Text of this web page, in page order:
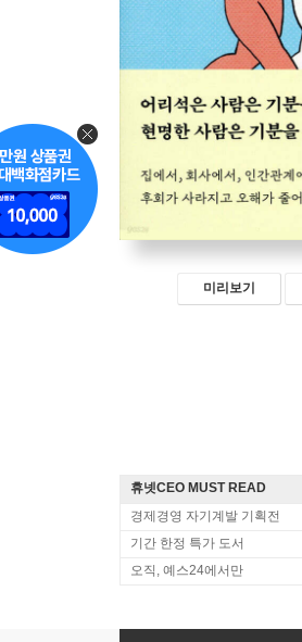
미리보기
휴넷CEO MUST READ
경제경영 자기계발 기획전
기간 한정 특가 도서
오직, 예스24에서만